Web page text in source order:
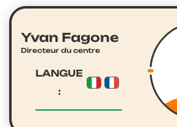
Yvan Fagone
Directeur du centre
LANGUE
: